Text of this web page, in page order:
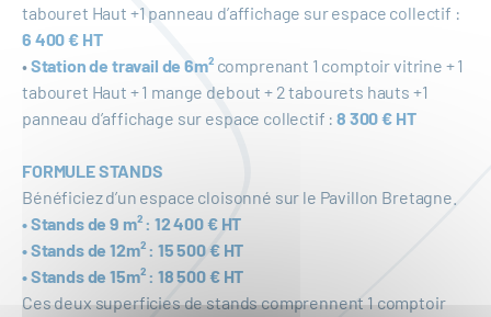
tabouret Haut +1 panneau d’affichage sur espace collectif :
6 400 € HT
•Station de travail de 6m²comprenant 1 comptoir vitrine + 1
tabouret Haut + 1 mange debout + 2 tabourets hauts +1
panneau d’affichage sur espace collectif :8 300 € HT
FORMULE STANDS
Bénéficiez d’un espace cloisonné sur le Pavillon Bretagne.
• Stands de 9 m² : 12 400 € HT
• Stands de 12m² : 15 500 € HT
• Stands de 15m² : 18 500 € HT
Ces deux superficies de stands comprennent 1 comptoir